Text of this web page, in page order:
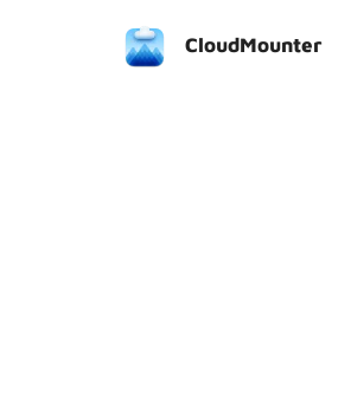
CloudMounter